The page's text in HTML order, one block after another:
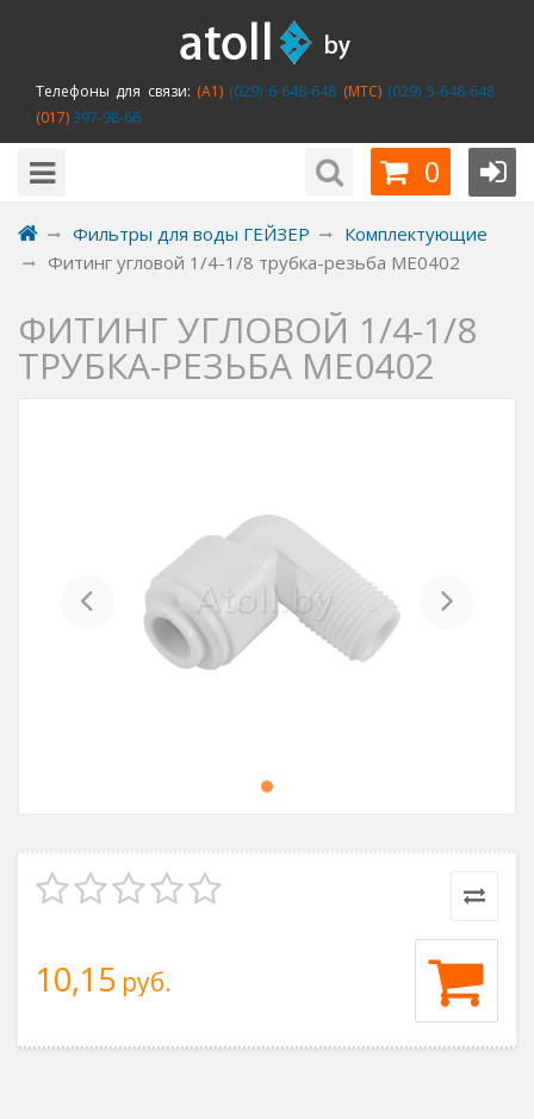
Телефоны для связи: (A1)(029) 6-648-648 (MTC)(029) 5-648-648
(017)397-98-66
0
Фильтры для воды ГЕЙЗЕР
Комплектующие
Фитинг угловой 1/4-1/8 трубка-резьба ME0402
ФИТИНГ УГЛОВОЙ 1/4-1/8
ТРУБКА-РЕЗЬБА ME0402
Previous
10,15 руб.